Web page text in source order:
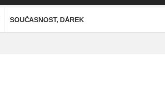
SOUČASNOST, DÁREK